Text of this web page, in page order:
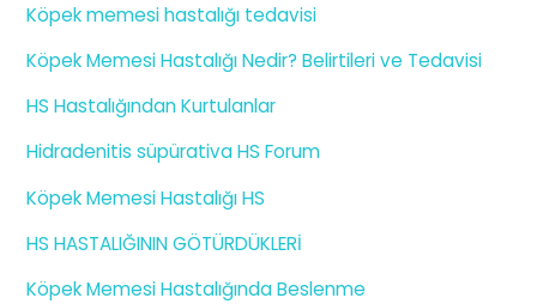
Köpek memesi hastalığı tedavisi
Köpek Memesi Hastalığı Nedir? Belirtileri ve Tedavisi
HS Hastalığından Kurtulanlar
Hidradenitis süpürativa HS Forum
Köpek Memesi Hastalığı HS
HS HASTALIĞININ GÖTÜRDÜKLERİ
Köpek Memesi Hastalığında Beslenme